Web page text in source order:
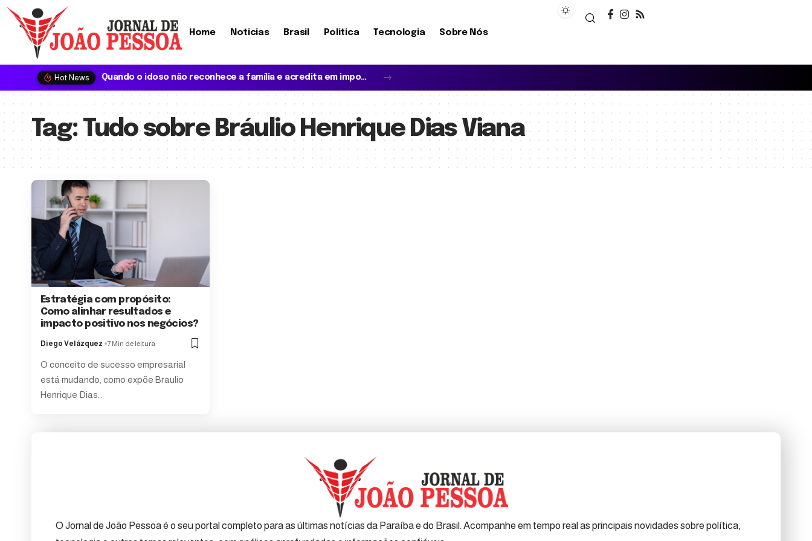
Home Noticias Brasil Politica Tecnologia Sobre Nós
Hot News Quando o idoso não reconhece a família e acredita em impostores: entenda a síndrome de Capgras
Tag: Tudo sobre Bráulio Henrique Dias Viana
Estratégia com propósito:
Como alinhar resultados e
impacto positivo nos negócios?
Diego Velázquez 7 Min de leitura
O conceito de sucesso empresarial
está mudando, como expõe Braulio
Henrique Dias…
O Jornal de João Pessoa é o seu portal completo para as últimas notícias da Paraíba e do Brasil. Acompanhe em tempo real as principais novidades sobre política,